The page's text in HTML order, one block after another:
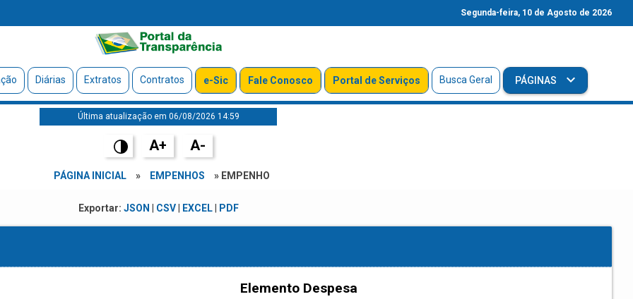
Segunda-feira, 10 de Agosto de 2026
Diárias Extratos Contratos e-Sic Fale Conosco Portal de Serviços Busca Geral PÁGINAS
Última atualização em 06/08/2026 14:59
A+ A-
PÁGINA INICIAL » EMPENHOS » EMPENHO
Exportar: JSON CSV| EXCEL| PDF
Elemento Despesa